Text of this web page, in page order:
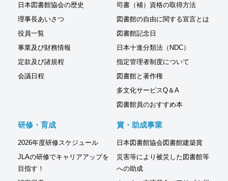
日本図書館協会の歴史
理事長あいさつ
役員一覧
事業及び財務情報
定款及び諸規程
会議日程
司書（補）資格の取得方法
図書館の自由に関する宣言とは
図書館記念日
日本十進分類法（NDC）
指定管理者制度について
図書館と著作権
多文化サービスQ＆A
図書館員のおすすめ本
研修・育成
2026年度研修スケジュール
JLAの研修でキャリアアップを
目指す！
賞・助成事業
日本図書館協会図書館建築賞
災害等により被災した図書館等
への助成